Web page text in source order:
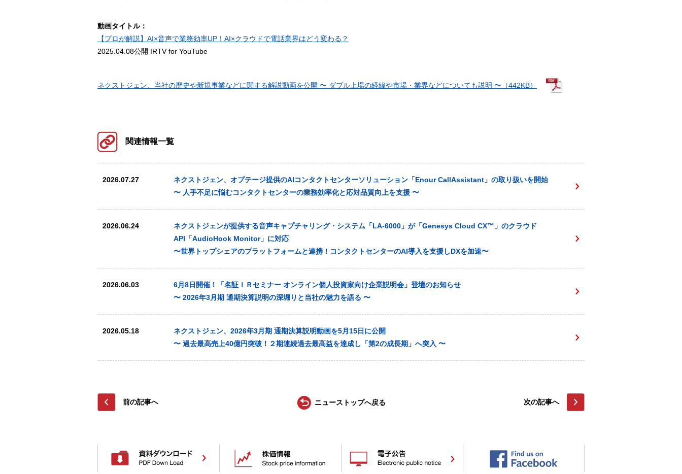
動画タイトル：
【プロが解説】AI×音声で業務効率UP！AI×クラウドで電話業界はどう変わる？
2025.04.08公開 IRTV for YouTube
ネクストジェン、当社の歴史や新規事業などに関する解説動画を公開 〜 ダブル上場の経緯や市場・業界などについても説明 〜（442KB）
関連情報一覧
2026.07.27
ネクストジェン、オプテージ提供のAIコンタクトセンターソリューション「Enour CallAssistant」の取り扱いを開始
〜 人手不足に悩むコンタクトセンターの業務効率化と応対品質向上を支援 〜
2026.06.24
ネクストジェンが提供する音声キャプチャリング・システム「LA-6000」が「Genesys Cloud CX™️」のクラウド
API「AudioHook Monitor」に対応
〜世界トップシェアのプラットフォームと連携！コンタクトセンターのAI導入を支援しDXを加速〜
2026.06.03
6月8日開催！「名証ＩＲセミナー オンライン個人投資家向け企業説明会」登壇のお知らせ
〜 2026年3月期 通期決算説明の深堀りと当社の魅力を語る 〜
2026.05.18
ネクストジェン、2026年3月期 通期決算説明動画を5月15日に公開
〜 過去最高売上40億円突破！２期連続過去最高益を達成し「第2の成長期」へ突入 〜
前の記事へ ニューストップへ戻る 次の記事へ